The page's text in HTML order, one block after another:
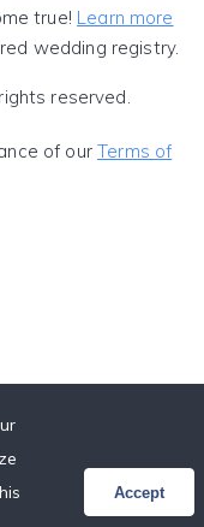
true! Learn more
wedding registry.
reserved.
of ourTerms of
Accept